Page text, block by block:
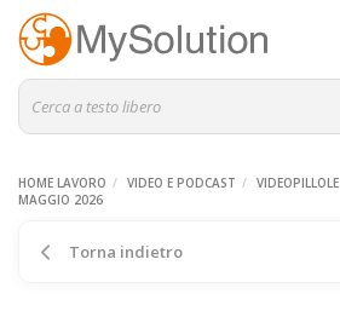
HOME LAVORO VIDEO E PODCAST VIDEOPILLOLE
MAGGIO 2026
Torna indietro